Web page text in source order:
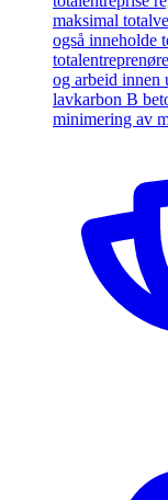
maksimal
også inneholde
og arbeid innen
lavkarbon B
minimering av